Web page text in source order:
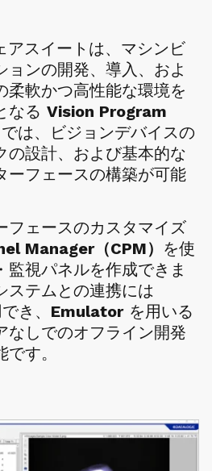
アスイートは、マシンビ
ョンの開発、導入、およ
柔軟かつ高性能な環境を
なる Vision Program
では、ビジョンデバイスの
の設計、および基本的な
ーフェースの構築が可能
フェースのカスタマイズ
Manager（CPM） を使
監視パネルを作成できま
ステムとの連携には
き、 Emulatorを用いる
なしでのオフライン開発
す。